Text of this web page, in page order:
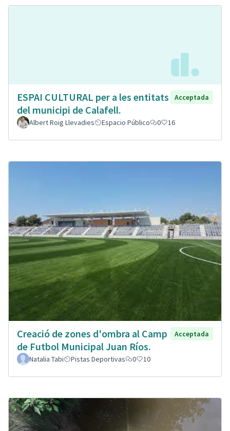
ESPAI CULTURAL per a les entitats
del municipi de Calafell.
Acceptada
Albert Roig Llevadies Espacio Público 0 16
Creació de zones d'ombra al Camp
de Futbol Municipal Juan Ríos.
Acceptada
Natalia Tabi Pistas Deportivas 0 10